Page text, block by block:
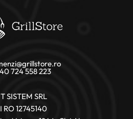
724 558 223
SISTEM SRL
RO 12745140